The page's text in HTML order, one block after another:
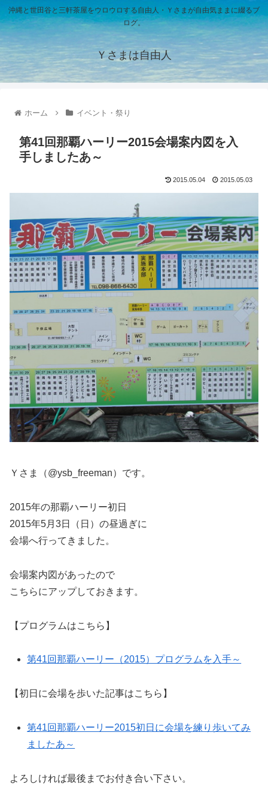
沖縄と世田谷と三軒茶屋をウロウロする自由人・Ｙさまが自由気ままに綴るブ
ログ。
Ｙさまは自由人
ホーム イベント・祭り
第41回那覇ハーリー2015会場案内図を入
手しましたあ～
2015.05.04 2015.05.03
Ｙさま（@ysb_freeman）です。
2015年の那覇ハーリー初日
2015年5月3日（日）の昼過ぎに
会場へ行ってきました。
会場案内図があったので
こちらにアップしておきます。
【プログラムはこちら】
第41回那覇ハーリー（2015）プログラムを入手～
【初日に会場を歩いた記事はこちら】
第41回那覇ハーリー2015初日に会場を練り歩いてみ
ましたあ～
よろしければ最後までお付き合い下さい。